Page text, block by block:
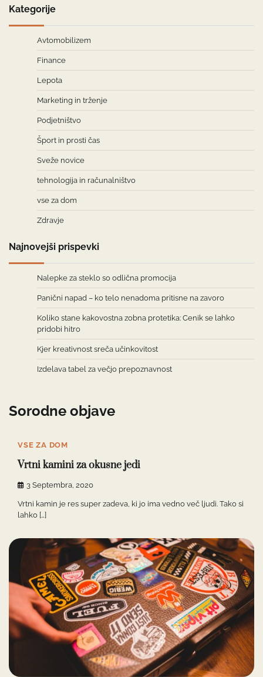
Kategorije
Avtomobilizem
Finance
Lepota
Marketing in trženje
Podjetništvo
Šport in prosti čas
Sveže novice
tehnologija in računalništvo
vse za dom
Zdravje
Najnovejši prispevki
Nalepke za steklo so odlična promocija
Panični napad – ko telo nenadoma pritisne na zavoro
Koliko stane kakovostna zobna protetika: Cenik se lahko
pridobi hitro
Kjer kreativnost sreča učinkovitost
Izdelava tabel za večjo prepoznavnost
Sorodne objave
VSE ZA DOM
Vrtni kamini za okusne jedi
3 Septembra, 2020
Vrtni kamin je res super zadeva, ki jo ima vedno več ljudi. Tako si
lahko […]